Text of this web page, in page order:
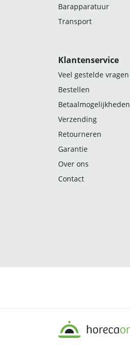
Barapparatuur
Transport
Klantenservice
Veel gestelde vragen
Bestellen
Betaalmogelijkheden
Verzending
Retourneren
Garantie
Over ons
Contact